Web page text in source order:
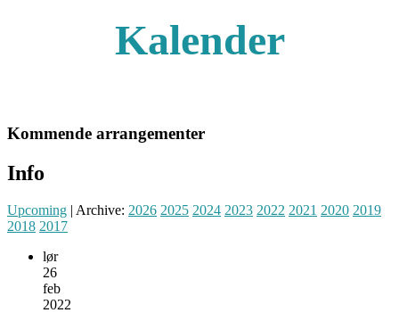
Kalender
Kommende arrangementer
Info
Upcoming | Archive: 2026 2025 2024 2023 2022 2021 2020 2019
2018 2017
lør
26
feb
2022